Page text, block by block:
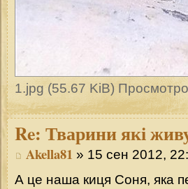
1.jpg (55.67 KiB)
Re: Тварини які
Akella81 » 15 сен 2012,
А це наша киця Соня, яка